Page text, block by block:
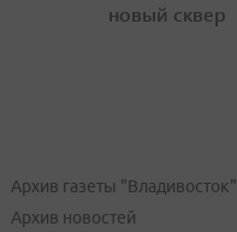
новый сквер
Архив газеты "Владивосток"
Архив новостей